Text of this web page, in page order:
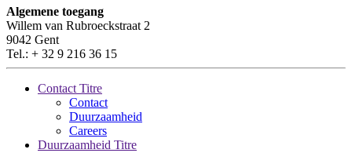
Algemene toegang
Willem van Rubroeckstraat 2
9042 Gent
Tel.: + 32 9 216 36 15
Contact Titre
Contact
Duurzaamheid
Careers
Duurzaamheid Titre